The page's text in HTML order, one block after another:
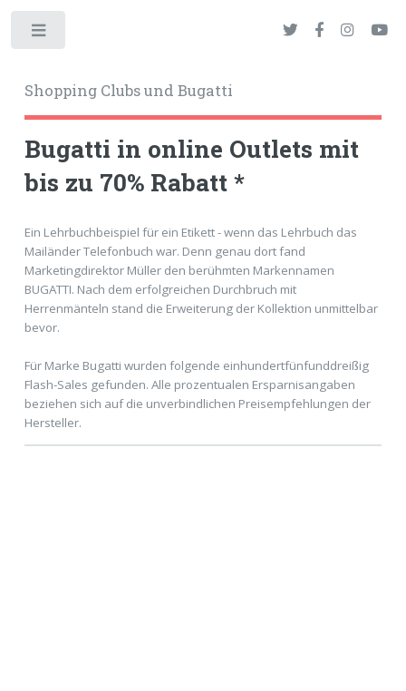
Shopping Clubs und Bugatti
Bugatti in online Outlets mit
bis zu 70% Rabatt *
Ein Lehrbuchbeispiel für ein Etikett - wenn das Lehrbuch das
Mailänder Telefonbuch war. Denn genau dort fand
Marketingdirektor Müller den berühmten Markennamen
BUGATTI. Nach dem erfolgreichen Durchbruch mit
Herrenmänteln stand die Erweiterung der Kollektion unmittelbar
bevor.
Für Marke Bugatti wurden folgende einhundertfünfunddreißig
Flash-Sales gefunden. Alle prozentualen Ersparnisangaben
beziehen sich auf die unverbindlichen Preisempfehlungen der
Hersteller.